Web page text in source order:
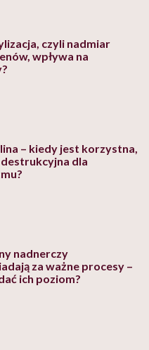
czyli nadmiar
wpływa na
– kiedy jest korzystna,
dla
nadnerczy
za ważne procesy –
ich poziom?